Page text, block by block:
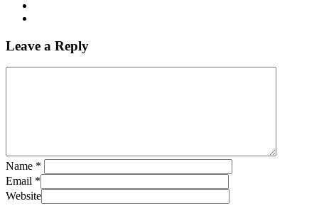
Leave a Reply
Name *
Email *
Website